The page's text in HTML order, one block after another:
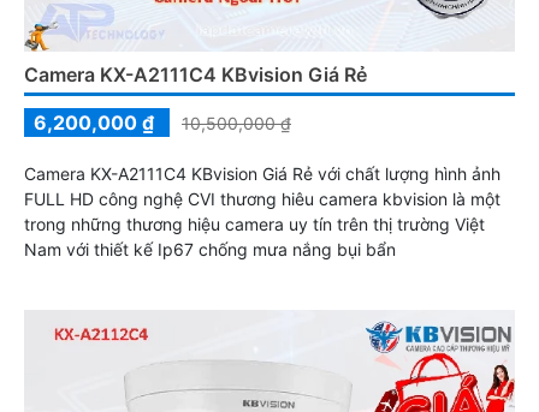
Camera KX-A2111C4 KBvision Giá Rẻ
6,200,000 ₫
10,500,000 ₫
Camera KX-A2111C4 KBvision Giá Rẻ với chất lượng hình ảnh
FULL HD công nghệ CVI thương hiêu camera kbvision là một
trong những thương hiệu camera uy tín trên thị trường Việt
Nam với thiết kế Ip67 chống mưa nắng bụi bẩn